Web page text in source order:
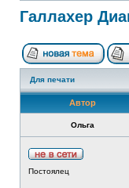
Галлахер
Для печати
Автор
Ольга
Постоялец